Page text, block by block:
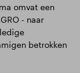
omvat een
- naar
betrokken